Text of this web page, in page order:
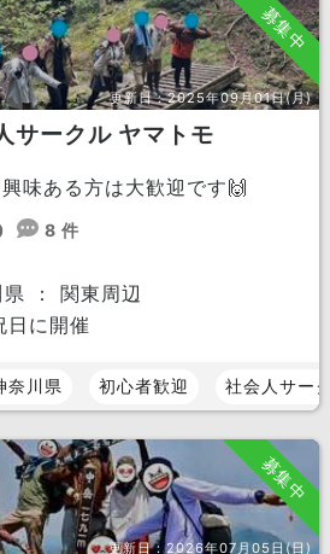
募集中
更新日：2025年09月01日(月)
サークル ヤマトモ
味ある方は大歓迎です🙌
8 件
： 関東周辺
日に開催
奈川県 初心者歓迎 社会人サー
募集中
更新日：2026年07月05日(日)